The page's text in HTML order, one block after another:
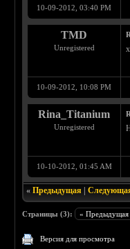
10-09-2012, 03:40 PM
TMD
Unregistered
10-09-2012, 10:08 PM
Rina_Titanium
Unregistered
10-10-2012, 01:45 AM
«Предыдущая |
Страницы (3): « Предыдущая
Версия для просмотра